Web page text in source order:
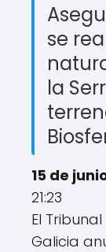
se
la
15 de
21:23
El
Galicia